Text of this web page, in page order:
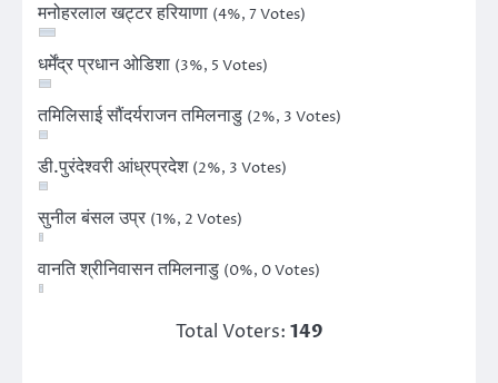
मनोहरलाल खट्टर हरियाणा (4%, 7 Votes)
धर्मेंद्र प्रधान ओडिशा (3%, 5 Votes)
तमिलिसाई सौंदर्यराजन तमिलनाडु (2%, 3 Votes)
डी.पुरंदेश्वरी आंध्रप्रदेश (2%, 3 Votes)
सुनील बंसल उप्र (1%, 2 Votes)
वानति श्रीनिवासन तमिलनाडु (0%, 0 Votes)
Total Voters: 149